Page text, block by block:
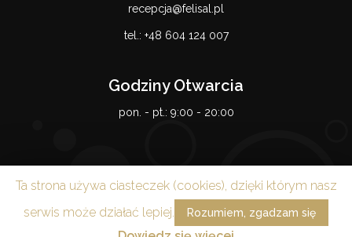
recepcja@felisal.pl
tel.: +48 604 124 007
Godziny Otwarcia
pon. - pt.: 9:00 - 20:00
© Felisal 2021 | Powered bykITesoft.
Ta strona używa ciasteczek (cookies), dzięki którym nasz
serwis może działać lepiej.
Rozumiem, zgadzam się